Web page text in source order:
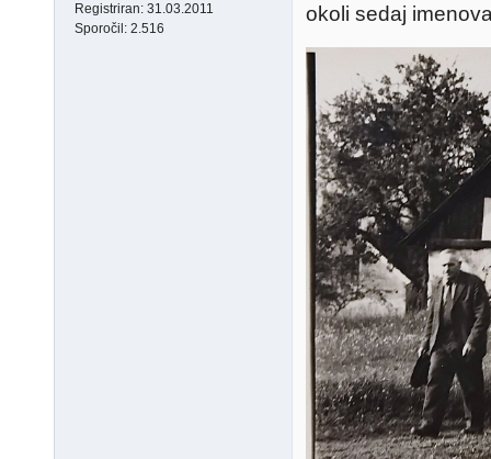
Registriran: 31.03.2011
Sporočil: 2.516
okoli sedaj